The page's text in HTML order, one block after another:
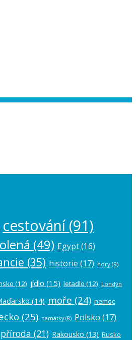
cestování(91)
(49) Egypt(16)
(35) historie (17) hory (9)
(12) jídlo (15) letadlo (12) Londýn
(14) moře (24) nemoc
(25) památky(8) Polsko (17)
příroda (21) Rakousko (13) Rusko